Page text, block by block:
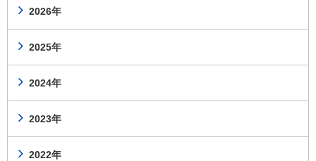
2026年
2025年
2024年
2023年
2022年